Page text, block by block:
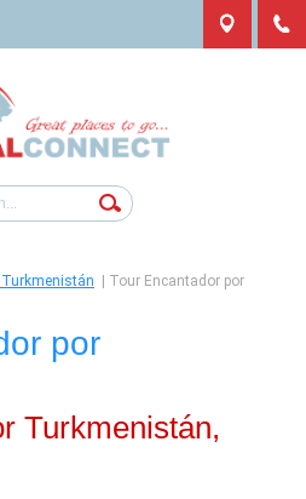
Tour Encantador por
por
Turkmenistán,